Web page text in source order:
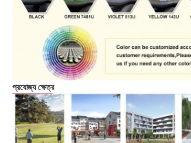
প্রযোজ্য ক্ষেত্র